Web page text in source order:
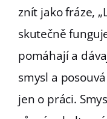
znít jako fráze,
skutečně
pomáhají a
smysl a
jen o práci.